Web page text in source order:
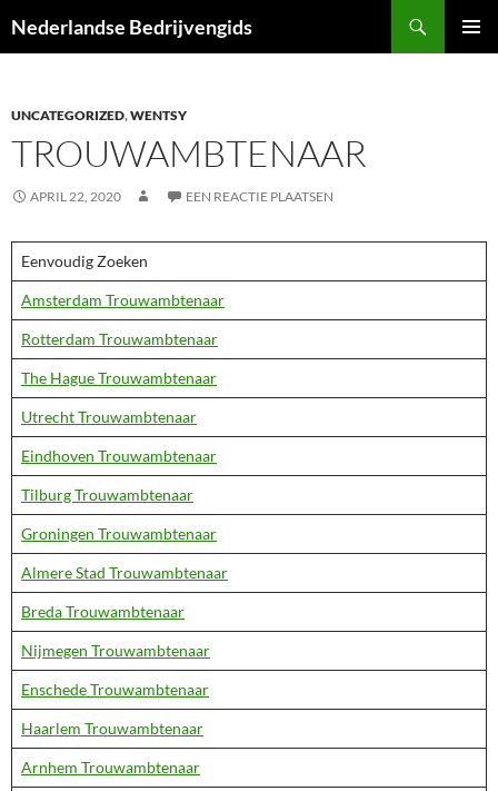
naar
Nederlandse Bedrijvengids
UNCATEGORIZED,WENTSY
TROUWAMBTENAAR
APRIL 22, 2020 EEN REACTIE PLAATSEN
Eenvoudig Zoeken
Amsterdam Trouwambtenaar
Rotterdam Trouwambtenaar
The Hague Trouwambtenaar
Utrecht Trouwambtenaar
Eindhoven Trouwambtenaar
Tilburg Trouwambtenaar
Groningen Trouwambtenaar
Almere Stad Trouwambtenaar
Breda Trouwambtenaar
Nijmegen Trouwambtenaar
Enschede Trouwambtenaar
Haarlem Trouwambtenaar
Arnhem Trouwambtenaar